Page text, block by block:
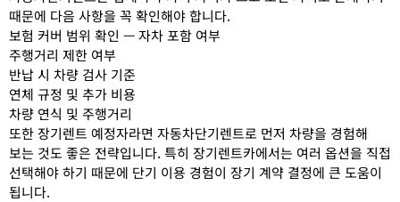
때문에 다음 사항을 꼭 확인해야 합니다.
보험 커버 범위 확인 — 자차 포함 여부
주행거리 제한 여부
반납 시 차량 검사 기준
연체 규정 및 추가 비용
차량 연식 및 주행거리
또한 장기렌트 예정자라면 자동차단기렌트로 먼저 차량을 경험해
보는 것도 좋은 전략입니다. 특히 장기렌트카에서는 여러 옵션을 직접
선택해야 하기 때문에 단기 이용 경험이 장기 계약 결정에 큰 도움이
됩니다.